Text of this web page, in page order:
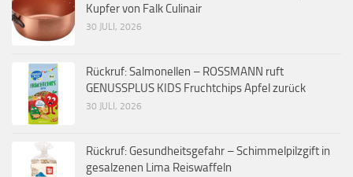
Kupfer von Falk Culinair
30 JULI, 2026
Rückruf: Salmonellen – ROSSMANN ruft
GENUSSPLUS KIDS Fruchtchips Apfel zurück
30 JULI, 2026
Rückruf: Gesundheitsgefahr – Schimmelpilzgift in
gesalzenen Lima Reiswaffeln